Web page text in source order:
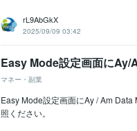
rL9AbGkX
2025/09/09 03:42
Easy Mode設定画面にAy/
マネー・副業
Easy Mode設定画面にAy / Am
照ください。